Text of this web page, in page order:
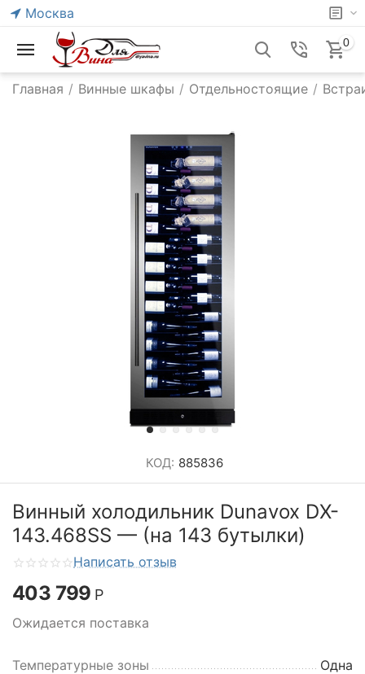
Москва
0
Главная / Винные шкафы / Отдельностоящие /
КОД: 885836
Винный холодильник Dunavox DX-
143.468SS — (на 143 бутылки)
Написать отзыв
403 799 Р
Ожидается поставка
Температурные зоны
Одна